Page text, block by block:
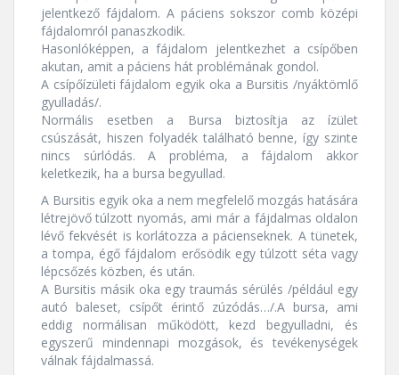
jelentkező fájdalom. A páciens sokszor comb középi
fájdalomról panaszkodik.
Hasonlóképpen, a fájdalom jelentkezhet a csípőben
akutan, amit a páciens hát problémának gondol.
A csípőízületi fájdalom egyik oka a Bursitis /nyáktömlő
gyulladás/.
Normális esetben a Bursa biztosítja az ízület
csúszását, hiszen folyadék található benne, így szinte
nincs súrlódás. A probléma, a fájdalom akkor
keletkezik, ha a bursa begyullad.
A Bursitis egyik oka a nem megfelelő mozgás hatására
létrejövő túlzott nyomás, ami már a fájdalmas oldalon
lévő fekvését is korlátozza a pácienseknek. A tünetek,
a tompa, égő fájdalom erősödik egy túlzott séta vagy
lépcsőzés közben, és után.
A Bursitis másik oka egy traumás sérülés /például egy
autó baleset, csípőt érintő zúzódás…/.A bursa, ami
eddig normálisan működött, kezd begyulladni, és
egyszerű mindennapi mozgások, és tevékenységek
válnak fájdalmassá.